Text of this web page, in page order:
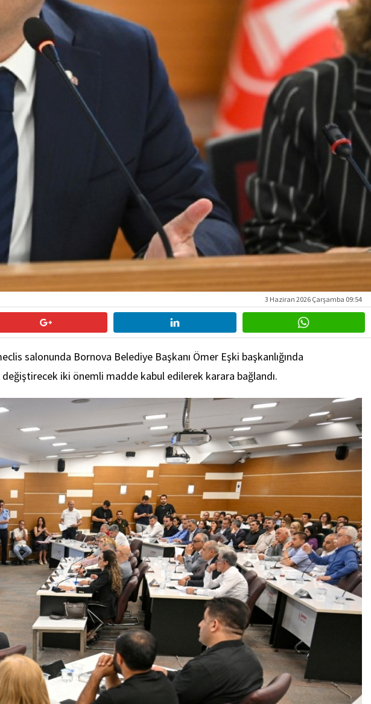
3 Haziran 2026 Çarşamba 09:54
salonunda Bornova Belediye Başkanı Ömer Eşki başkanlığında
iki önemli madde kabul edilerek karara bağlandı.